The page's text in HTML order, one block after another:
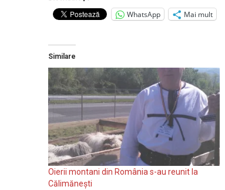
WhatsApp
Mai mult
Similare
Oierii montani din România s-au reunit la
Călimănești